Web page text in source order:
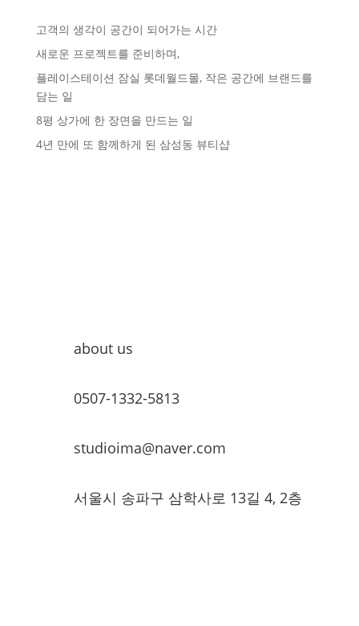
고객의 생각이 공간이 되어가는 시간
새로운 프로젝트를 준비하며,
플레이스테이션 잠실 롯데월드몰, 작은 공간에 브랜드를
담는 일
8평 상가에 한 장면을 만드는 일
4년 만에 또 함께하게 된 삼성동 뷰티샵
about us
0507-1332-5813
studioima@naver.com
서울시 송파구 삼학사로 13길 4, 2층